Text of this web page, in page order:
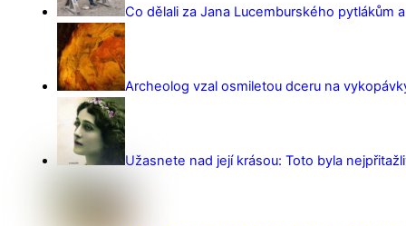
Co dělali za Jana Lucemburského pytlákům
Archeolog vzal osmiletou dceru na
Užasnete nad její krásou: Toto byla